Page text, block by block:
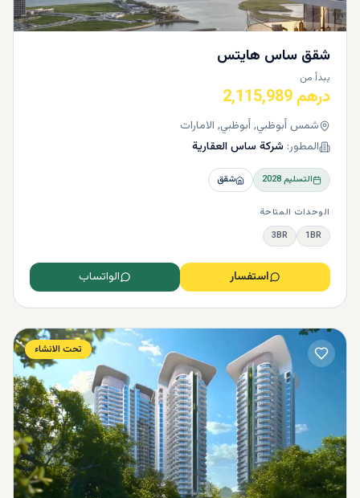
شقق ساس هايتس
يبدأ من
درهم 2,115,989
شمس أبوظبي, أبوظبي, الامارات
المطور: شركة ساس العقارية
التسليم2028 شقق
الوحدات المتاحة
1BR
3BR
استفسار الواتساب
تحت الانشاء